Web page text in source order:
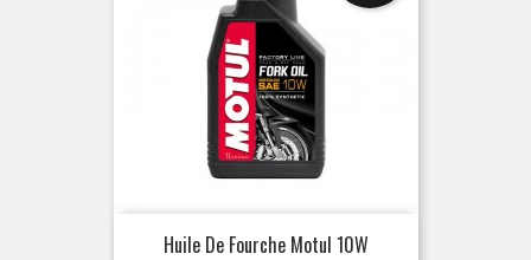
Huile De Fourche Motul 10W